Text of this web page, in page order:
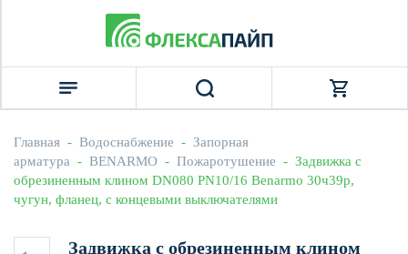
Главная - Водоснабжение - Запорная
арматура - BENARMO - Пожаротушение -  Задвижка с
обрезиненным клином DN080 PN10/16 Benarmo 30ч39р,
чугун, фланец, с концевыми выключателями
Задвижка с обрезиненным клином